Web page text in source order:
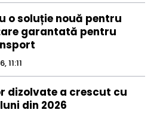
o soluție nouă pentru
garantată pentru
11:11
dizolvate a crescut cu
din 2026